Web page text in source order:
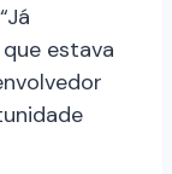
estava